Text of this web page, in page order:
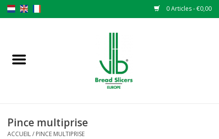
0 Articles - €0,00
Couteaux originaux VLB lames
Pince multiprise
ACCUEIL/ PINCE MULTIPRISE